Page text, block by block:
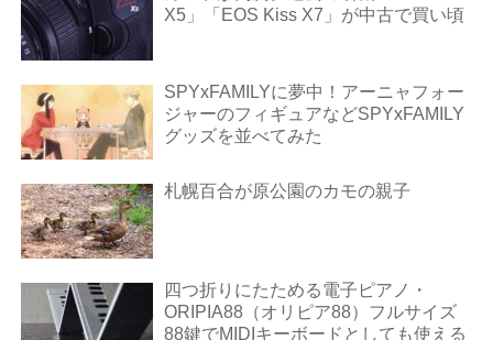
X5」「EOS Kiss X7」が中古で買い頃
SPYxFAMILYに夢中！アーニャフォー
ジャーのフィギュアなどSPYxFAMILY
グッズを並べてみた
札幌百合が原公園のカモの親子
四つ折りにたためる電子ピアノ・
ORIPIA88（オリピア88）フルサイズ
88鍵でMIDIキーボードとしても使える